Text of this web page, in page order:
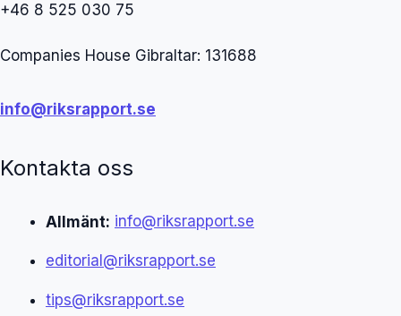
+46 8 525 030 75
Companies House Gibraltar: 131688
info@riksrapport.se
Kontakta oss
Allmänt: info@riksrapport.se
editorial@riksrapport.se
tips@riksrapport.se